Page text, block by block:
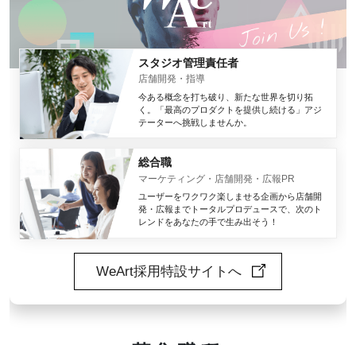
スタジオ管理責任者
店舗開発・指導
今ある概念を打ち破り、新たな世界を切り拓
く。「最高のプロダクトを提供し続ける」アジ
テーターへ挑戦しませんか。
総合職
マーケティング・店舗開発・広報PR
ユーザーをワクワク楽しませる企画から店舗開
発・広報までトータルプロデュースで、次のト
レンドをあなたの手で生み出そう！
WeArt採用特設サイトへ